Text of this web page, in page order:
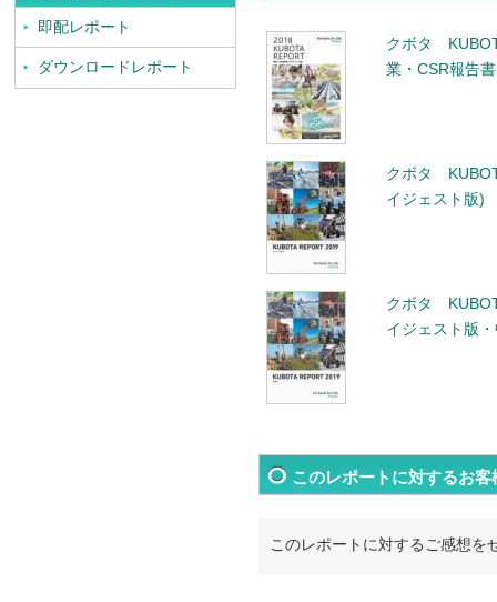
即配レポート
ダウンロードレポート
クボタ
業・CSR報告
クボタ
イジェスト版)
クボタ
イジェスト版
このレポートに対するお客
このレポートに対するご感想を